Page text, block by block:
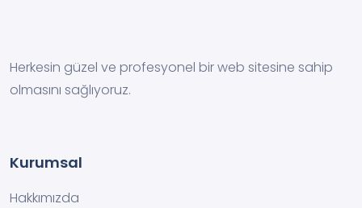
Herkesin güzel ve profesyonel bir web sitesine sahip
olmasını sağlıyoruz.
Kurumsal
Hakkımızda